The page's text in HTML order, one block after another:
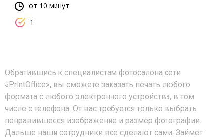
от 10 минут
1
Обратившись к специалистам фотосалона сети
«PrintOffice», вы сможете заказать печать любого
формата с любого электронного устройства, в том
числе с телефона. От вас требуется только выбрать
понравившееся изображение и размер фотографии.
Дальше наши сотрудники все сделают сами. Займет